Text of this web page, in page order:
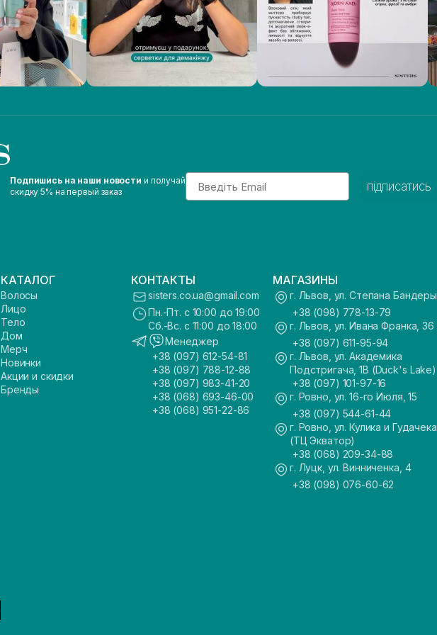
Подпишись на наши новости и получай
скидку 5% на первый заказ
Email
підписатись
КАТАЛОГ
Волосы
Лицо
Тело
Дом
Мерч
Новинки
Акции и скидки
Бренды
КОНТАКТЫ
sisters.co.ua@gmail.com
Пн.-Пт. с 10:00 до 19:00
Сб.-Вс. с 11:00 до 18:00
Менеджер
+38 (097) 612-54-81
+38 (097) 788-12-88
+38 (097) 983-41-20
+38 (068) 693-46-00
+38 (068) 951-22-86
МАГАЗИНЫ
г. Львов, ул. Степана
+38 (098) 778-13-79
г. Львов, ул. Ивана Франка, 36
+38 (097) 611-95-94
г. Львов, ул. Академика
Подстригача, 1В (Duck's Lake)
+38 (097) 101-97-16
г. Ровно, ул. 16-го Июля, 15
+38 (097) 544-61-44
г. Ровно, ул. Кулика и
(ТЦ Экватор)
+38 (068) 209-34-88
г. Луцк, ул. Винниченка, 4
+38 (098) 076-60-62